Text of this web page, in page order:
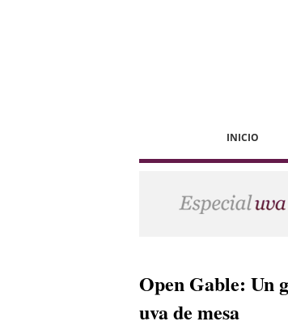
INICIO
Open Gable: Un
uva de mesa